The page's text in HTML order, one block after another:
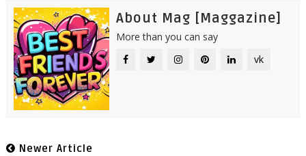
About Mag [Maggazine]
More than you can say
vk
Newer Article